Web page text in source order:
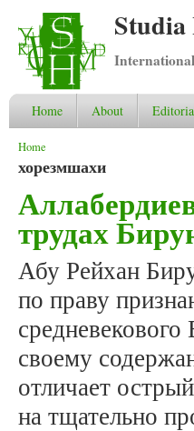
Home About
You are here
Home
хорезмшахи
трудах
Абу Рейхан
по праву
своему
отличает
на тщательно